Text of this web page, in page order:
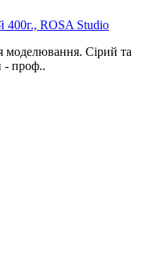
400г., ROSA Studio
моделювання. Сірий та
- проф..